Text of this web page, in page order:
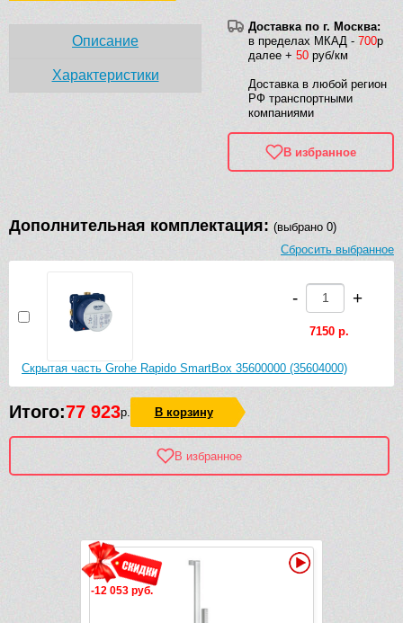
Доставка по г. Москва:
в пределах МКАД - 700р
далее + 50 руб/км
Доставка в любой регион
РФ транспортными
компаниями
В избранное
Описание
Характеристики
Дополнительная комплектация: (выбрано 0)
Сбросить выбранное
Скрытая часть Grohe Rapido SmartBox 35600000 (35604000)
- +
7150 р.
Итого:77 923р. В корзину
В избранное
Видео
-12 053 руб.